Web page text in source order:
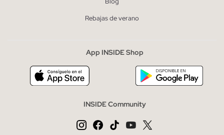
Rebajas de verano
App INSIDE Shop
INSIDE Community